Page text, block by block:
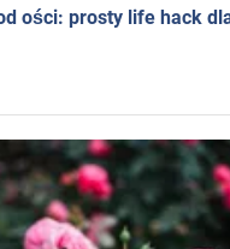
ości: prosty life hack